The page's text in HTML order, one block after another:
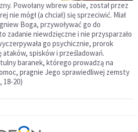
Powołany wbrew sobie, został przez
nie mógł (a chciał) się sprzeciwić. Miał
Boga, przywoływać go do
zadanie niewdzięczne i nie przysparzało
go psychicznie, prorok
ataków, spisków i prześladowań.
baranek, którego prowadzą na
pragnie Jego sprawiedliwej zemsty
18-20)